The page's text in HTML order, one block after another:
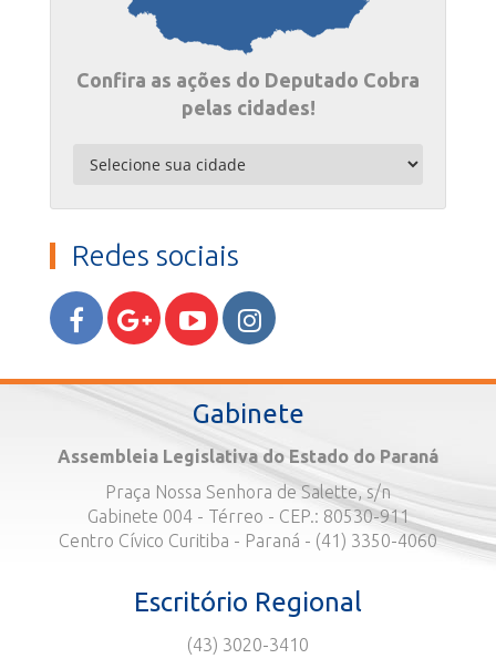
Confira as ações do Deputado Cobra
pelas cidades!
Redes sociais
Gabinete
Assembleia Legislativa do Estado do Paraná
Praça Nossa Senhora de Salette, s/n
Gabinete 004 - Térreo - CEP.: 80530-911
Centro Cívico Curitiba - Paraná - (41) 3350-4060
Escritório Regional
(43) 3020-3410